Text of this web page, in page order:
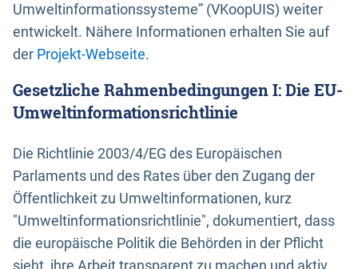
Umweltinformationssysteme” (VKoopUIS) weiter
entwickelt. Nähere Informationen erhalten Sie auf
der Projekt-Webseite.
Gesetzliche Rahmenbedingungen I: Die EU-
Umweltinformationsrichtlinie
Die Richtlinie 2003/4/EG des Europäischen
Parlaments und des Rates über den Zugang der
Öffentlichkeit zu Umweltinformationen, kurz
"Umweltinformationsrichtlinie", dokumentiert, dass
die europäische Politik die Behörden in der Pflicht
sieht, ihre Arbeit transparent zu machen und aktiv